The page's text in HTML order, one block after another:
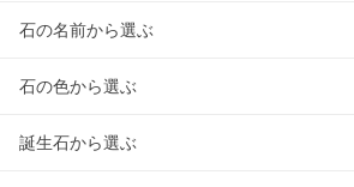
石の名前から選ぶ
石の色から選ぶ
誕生石から選ぶ